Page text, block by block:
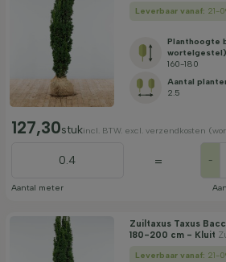
Leverbaar vanaf: 21-
Planthoogte
wortelgestel)
160-180
Aantal
2.5
127,30stukincl. BTW. excl. verzendkosten
Aantal meter
= -
Zuiltaxus Taxus
180-200 cm - Kluit
Leverbaar vanaf: 21-